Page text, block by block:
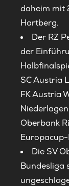
daheim mit
Hartberg.
Der RZ
der
SC Austria
FK Austria
Oberbank
Die SV
Bundesliga